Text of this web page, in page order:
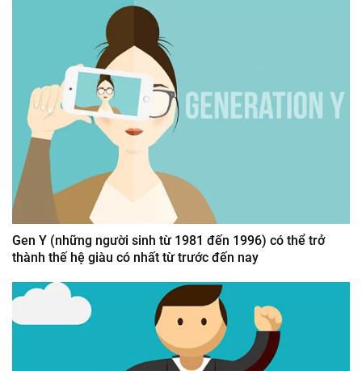
Gen Y (những người sinh từ 1981 đến 1996) có thể trở
thành thế hệ giàu có nhất từ trước đến nay